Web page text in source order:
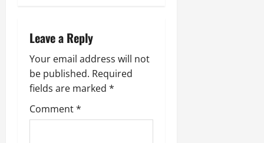
v
i
g
a
t
Leave a Reply
Your email address will not
be published. Required
fields are marked *
Comment*